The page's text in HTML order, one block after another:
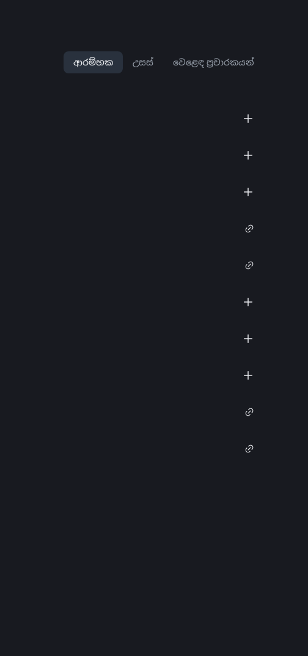
ආරම්භක උසස් වෙළෙඳ ප්‍රචාරකයන්